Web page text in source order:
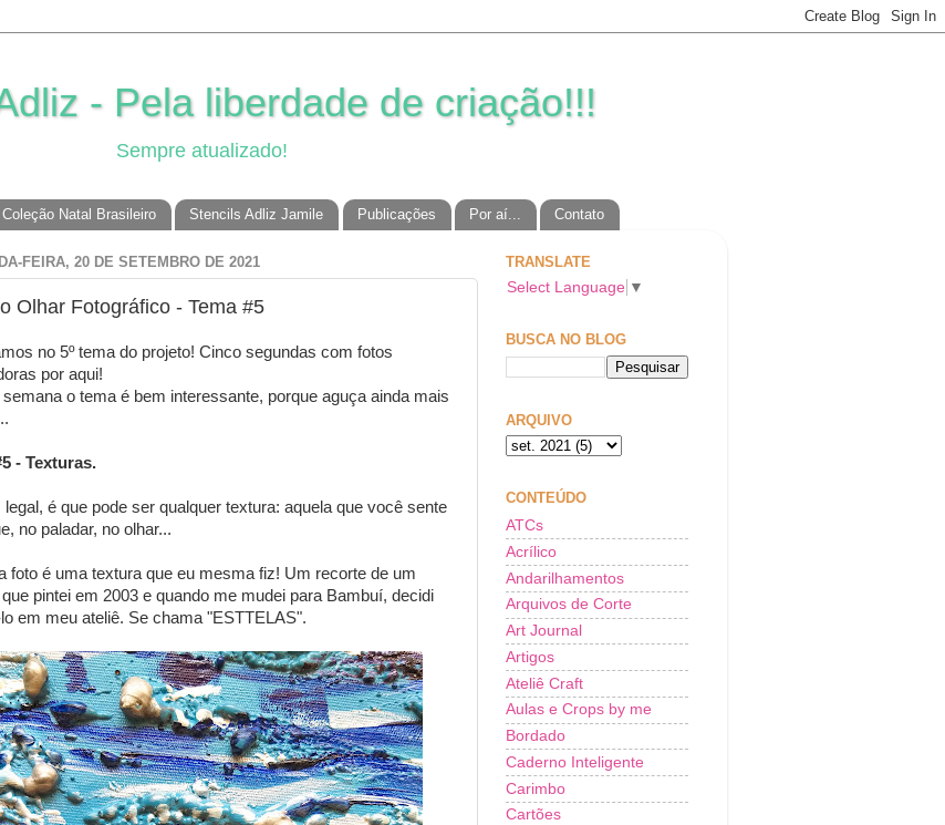
- Pela liberdade de criação!!!
Sempre atualizado!
Coleção Natal Brasileiro Stencils Adliz Jamile Publicações Por aí... Contato
FEIRA, 20 DE SETEMBRO DE 2021
Olhar Fotográfico - Tema #5
no 5º tema do projeto! Cinco segundas com fotos
por aqui!
semana o tema é bem interessante, porque aguça ainda mais
- Texturas.
é que pode ser qualquer textura: aquela que você sente
no paladar, no olhar...
foto é uma textura que eu mesma fiz! Um recorte de um
pintei em 2003 e quando me mudei para Bambuí, decidi
em meu ateliê. Se chama "ESTTELAS".
TRANSLATE
Select Language ▼
BUSCA NO BLOG
ARQUIVO
CONTEÚDO
ATCs
Acrílico
Andarilhamentos
Arquivos de Corte
Art Journal
Artigos
Ateliê Craft
Aulas e Crops by me
Bordado
Caderno Inteligente
Carimbo
Cartões